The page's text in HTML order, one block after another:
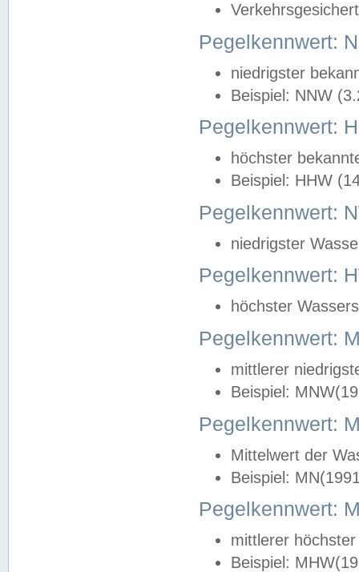
Pegelkennwert:
niedrigster
Beispiel: NNW
Pegelkennwert:
höchster
Beispiel: HHW
Pegelkennwert:
niedrigster
Pegelkennwert:
höchster
Pegelkennwert:
mittlerer
Beispiel:
Pegelkennwert:
Mittelwert der
Beispiel:
Pegelkennwert:
mittlerer
Beispiel: